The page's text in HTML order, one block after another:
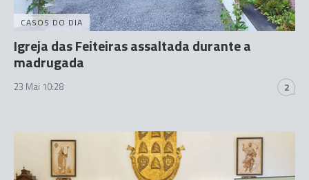
CASOS DO DIA
Igreja das Feiteiras assaltada durante a
madrugada
23 Mai 10:28 2